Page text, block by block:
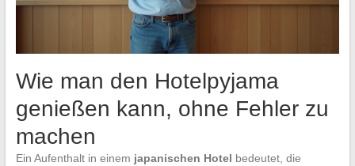
Wie man den Hotelpyjama
genießen kann, ohne Fehler zu
machen
Ein Aufenthalt in einem japanischen Hotel bedeutet, die